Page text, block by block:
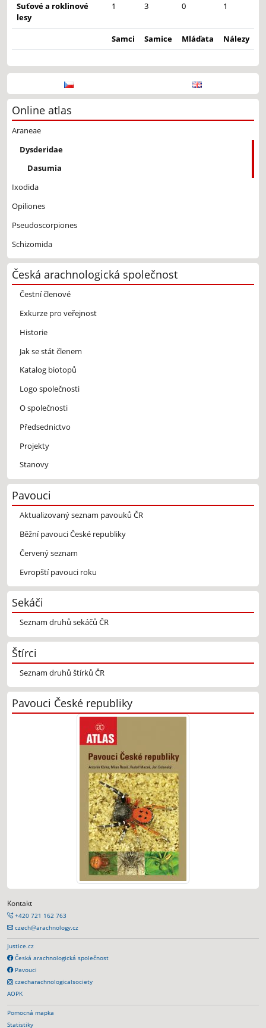
Suťové a roklinové
lesy
1 3 0 1
Samci Samice Mláďata Nálezy
Online atlas
Araneae
Dysderidae
Dasumia
Ixodida
Opiliones
Pseudoscorpiones
Schizomida
Česká arachnologická společnost
Čestní členové
Exkurze pro veřejnost
Historie
Jak se stát členem
Katalog biotopů
Logo společnosti
O společnosti
Předsednictvo
Projekty
Stanovy
Pavouci
Aktualizovaný seznam pavouků ČR
Běžní pavouci České republiky
Červený seznam
Evropští pavouci roku
Sekáči
Seznam druhů sekáčů ČR
Štírci
Seznam druhů štírků ČR
Pavouci České republiky
Kontakt
+420 721 162 763
czech@arachnology.cz
Justice.cz
Česká arachnologická společnost
Pavouci
czecharachnologicalsociety
AOPK
Pomocná mapka
Statistiky